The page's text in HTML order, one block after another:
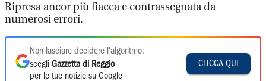
Ripresa ancor più fiacca e contrassegnata da
numerosi errori.
Non lasciare decidere l'algoritmo:
scegli Gazzetta di Reggio
per le tue notizie su Google
CLICCA QUI